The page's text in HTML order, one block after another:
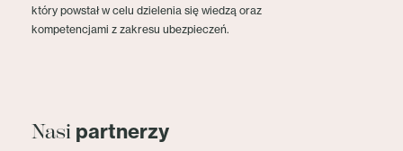
który powstał w celu dzielenia się wiedzą oraz
kompetencjami z zakresu ubezpieczeń.
Nasi partnerzy